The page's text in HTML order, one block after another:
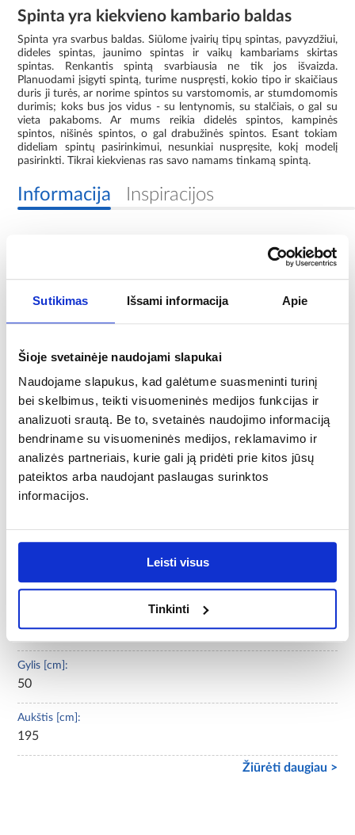
Sutikimas Išsami informacija Apie
Šioje svetainėje naudojami slapukai
Naudojame slapukus, kad galėtume suasmeninti turinį
bei skelbimus, teikti visuomeninės medijos funkcijas ir
analizuoti srautą. Be to, svetainės naudojimo informaciją
bendriname su visuomeninės medijos, reklamavimo ir
analizės partneriais, kurie gali ją pridėti prie kitos jūsų
pateiktos arba naudojant paslaugas surinktos
informacijos.
Leisti visus
Tinkinti
Spinta yra kiekvieno kambario baldas
Spinta yra svarbus baldas. Siūlome įvairių tipų spintas, pavyzdžiui,
dideles spintas, jaunimo spintas ir vaikų kambariams skirtas
spintas. Renkantis spintą svarbiausia ne tik jos išvaizda.
Planuodami įsigyti spintą, turime nuspręsti, kokio tipo ir skaičiaus
duris ji turės, ar norime spintos su varstomomis, ar stumdomomis
durimis; koks bus jos vidus - su lentynomis, su stalčiais, o gal su
vieta pakaboms. Ar mums reikia didelės spintos, kampinės
spintos, nišinės spintos, o gal drabužinės spintos. Esant tokiam
dideliam spintų pasirinkimui, nesunkiai nuspręsite, kokį modelį
pasirinkti. Tikrai kiekvienas ras savo namams tinkamą spintą.
Informacija Inspiracijos
Priekinių dalių spalva:
Korpuso spalva:
Fasado medžiaga:
medžio drožlių plokštė laminuota
Rėmo medžiaga:
medžio drožlių plokštė laminuota
Drabužinė
Taip
80
Gylis [cm]:
50
Aukštis [cm]:
195
Žiūrėti daugiau >